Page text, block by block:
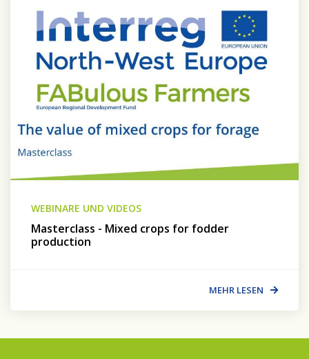
WEBINARE UND VIDEOS
Masterclass - Mixed crops for fodder
production
MEHR LESEN